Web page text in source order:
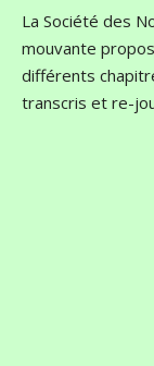
La Société des
mouvante
différents
transcris et re-